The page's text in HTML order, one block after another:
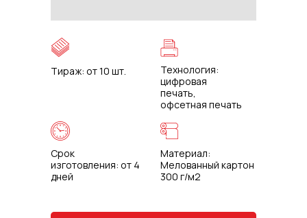
Тираж: от 10 шт.
Срок
изготовления: от 4
дней
Технология:
цифровая
печать,
офсетная печать
Материал:
Мелованный картон
300 г/м2